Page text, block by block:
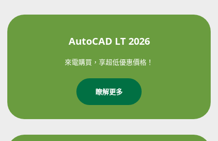
AutoCAD LT 2026
來電購買，享超低優惠價格！
瞭解更多